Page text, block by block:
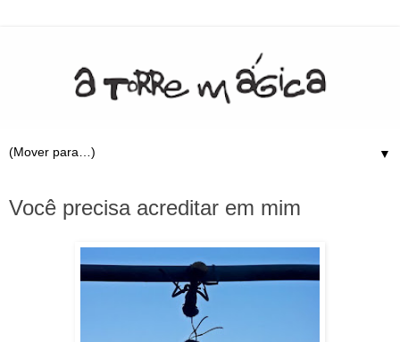
▼
Você precisa acreditar em mim